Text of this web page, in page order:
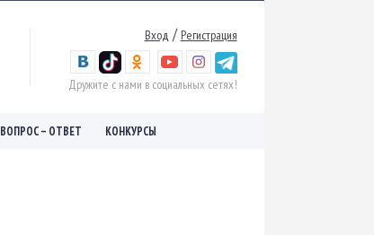
Вход / Регистрация
Дружите с нами в социальных сетях!
ВОПРОС – ОТВЕТ КОНКУРСЫ